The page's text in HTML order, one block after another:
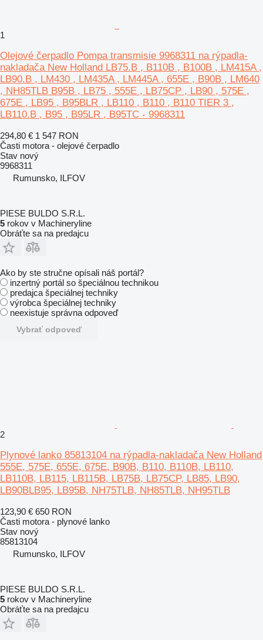
1
Olejové čerpadlo Pompa transmisie 9968311 na rýpadla-
nakladača New Holland LB75.B , B110B , B100B , LM415A ,
LB90.B , LM430 , LM435A , LM445A , 655E , B90B , LM640
, NH85TLB B95B , LB75 , 555E , LB75CP , LB90 , 575E ,
675E , LB95 , B95BLR , LB110 , B110 , B110 TIER 3 ,
LB110.B , B95 , B95LR , B95TC - 9968311
294,80 € 1 547 RON
Časti motora - olejové čerpadlo
Stav nový
9968311
Rumunsko, ILFOV
PIESE BULDO S.R.L.
5 rokov v Machineryline
Obráťte sa na predajcu
Ako by ste stručne opísali náš portál?
inzertný portál so špeciálnou technikou
predajca špeciálnej techniky
výrobca špeciálnej techniky
neexistuje správna odpoveď
Vybrať odpoveď
2
Plynové lanko 85813104 na rýpadla-nakladača New Holland
555E, 575E, 655E, 675E, B90B, B110, B110B, LB110,
LB110B, LB115, LB115B, LB75B, LB75CP, LB85, LB90,
LB90BLB95, LB95B, NH75TLB, NH85TLB, NH95TLB
123,90 € 650 RON
Časti motora - plynové lanko
Stav nový
85813104
Rumunsko, ILFOV
PIESE BULDO S.R.L.
5 rokov v Machineryline
Obráťte sa na predajcu